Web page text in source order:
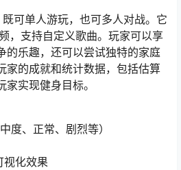
可单人游玩，也可多人对战。它
，支持自定义歌曲。玩家可以享
的乐趣，还可以尝试独特的家庭
家的成就和统计数据，包括估算
实现健身目标。
度、正常、剧烈等）
视化效果